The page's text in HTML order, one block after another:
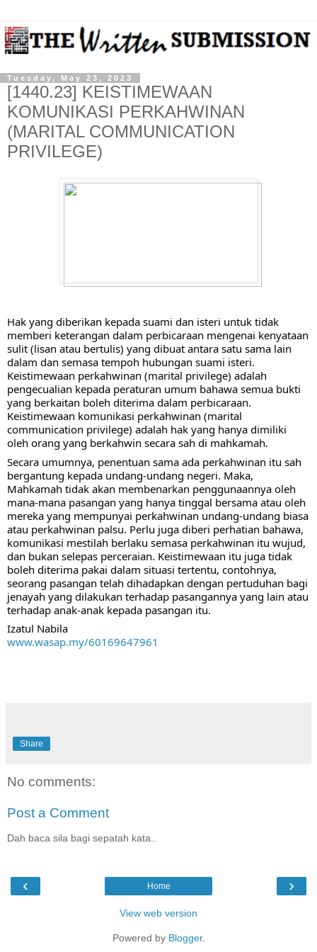
Tuesday, May 23, 2023
[1440.23] KEISTIMEWAAN
KOMUNIKASI PERKAHWINAN
(MARITAL COMMUNICATION
PRIVILEGE)
Hak yang diberikan kepada suami dan isteri untuk tidak
memberi keterangan dalam perbicaraan mengenai kenyataan
sulit (lisan atau bertulis) yang dibuat antara satu sama lain
dalam dan semasa tempoh hubungan suami isteri.
Keistimewaan perkahwinan (marital privilege) adalah
pengecualian kepada peraturan umum bahawa semua bukti
yang berkaitan boleh diterima dalam perbicaraan.
Keistimewaan komunikasi perkahwinan (marital
communication privilege) adalah hak yang hanya dimiliki
oleh orang yang berkahwin secara sah di mahkamah.
Secara umumnya, penentuan sama ada perkahwinan itu sah
bergantung kepada undang-undang negeri. Maka,
Mahkamah tidak akan membenarkan penggunaannya oleh
mana-mana pasangan yang hanya tinggal bersama atau oleh
mereka yang mempunyai perkahwinan undang-undang biasa
atau perkahwinan palsu. Perlu juga diberi perhatian bahawa,
komunikasi mestilah berlaku semasa perkahwinan itu wujud,
dan bukan selepas perceraian. Keistimewaan itu juga tidak
boleh diterima pakai dalam situasi tertentu, contohnya,
seorang pasangan telah dihadapkan dengan pertuduhan bagi
jenayah yang dilakukan terhadap pasangannya yang lain atau
terhadap anak-anak kepada pasangan itu.
Izatul Nabila
www.wasap.my/60169647961
Share
No comments:
Post a Comment
Dah baca sila bagi sepatah kata..
‹ ›
Home
View web version
Powered by Blogger.